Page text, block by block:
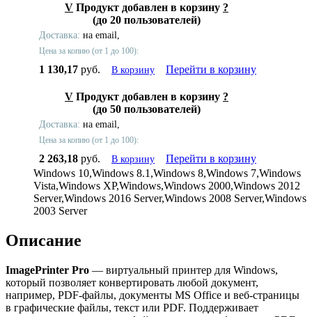
V Продукт добавлен в корзину ?
(до 20 пользователей)
Доставка: на email,
Цена за копию (от 1 до 100):
1 130,17 руб. В корзину Перейти в корзину
V Продукт добавлен в корзину ?
(до 50 пользователей)
Доставка: на email,
Цена за копию (от 1 до 100):
2 263,18 руб. В корзину
Перейти в корзину
Windows 10,Windows 8.1,Windows 8,Windows 7,Windows
Vista,Windows XP,Windows,Windows 2000,Windows 2012
Server,Windows 2016 Server,Windows 2008 Server,Windows
2003 Server
Описание
ImagePrinter Pro — виртуальный принтер для Windows,
который позволяет конвертировать любой документ,
например, PDF-файлы, документы MS Office и веб-страницы
в графические файлы, текст или PDF. Поддерживает